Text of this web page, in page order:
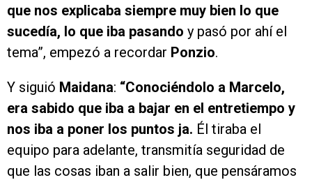
que nos explicaba siempre muy bien lo que
sucedía, lo que iba pasando y pasó por ahí el
tema”, empezó a recordar Ponzio.
Y siguió Maidana: “Conociéndolo a Marcelo,
era sabido que iba a bajar en el entretiempo y
nos iba a poner los puntos ja. Él tiraba el
equipo para adelante, transmitía seguridad de
que las cosas iban a salir bien, que pensáramos